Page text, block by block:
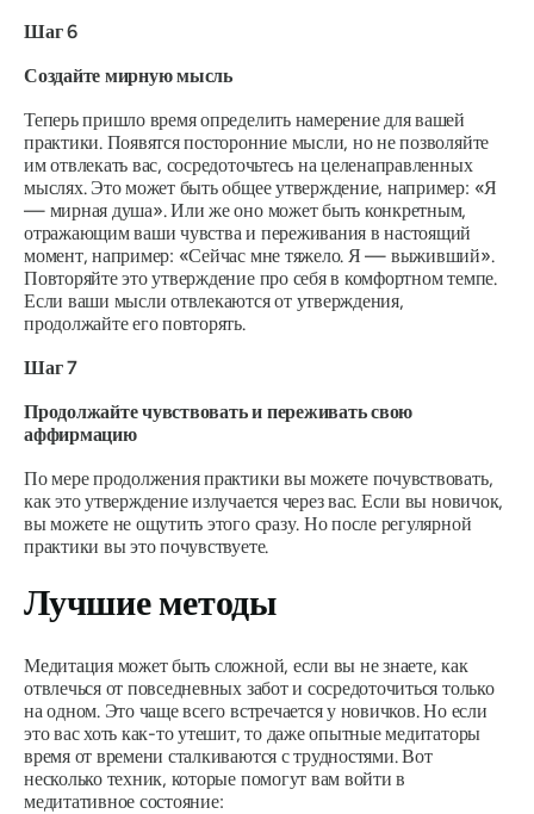
Шаг 6
Создайте мирную мысль
Теперь пришло время определить намерение для вашей
практики. Появятся посторонние мысли, но не позволяйте
им отвлекать вас, сосредоточьтесь на целенаправленных
мыслях. Это может быть общее утверждение, например: «Я
— мирная душа». Или же оно может быть конкретным,
отражающим ваши чувства и переживания в настоящий
момент, например: «Сейчас мне тяжело. Я — выживший».
Повторяйте это утверждение про себя в комфортном темпе.
Если ваши мысли отвлекаются от утверждения,
продолжайте его повторять.
Шаг 7
Продолжайте чувствовать и переживать свою
аффирмацию
По мере продолжения практики вы можете почувствовать,
как это утверждение излучается через вас. Если вы новичок,
вы можете не ощутить этого сразу. Но после регулярной
практики вы это почувствуете.
Лучшие методы
Медитация может быть сложной, если вы не знаете, как
отвлечься от повседневных забот и сосредоточиться только
на одном. Это чаще всего встречается у новичков. Но если
это вас хоть как-то утешит, то даже опытные медитаторы
время от времени сталкиваются с трудностями. Вот
несколько техник, которые помогут вам войти в
медитативное состояние: